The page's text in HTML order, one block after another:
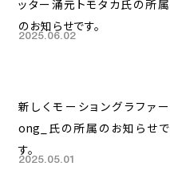
ッター涌元トモタカ氏の所属
のお知らせです。
2025.06.02
新しくモーショングラファー
ong_氏の所属のお知らせで
す。
2025.05.01